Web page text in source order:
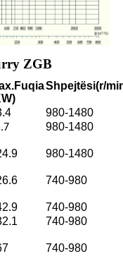
ZGB
FuqiaShpejtësi(r/
980-1480
980-1480
980-1480
740-980
740-980
740-980
740-980